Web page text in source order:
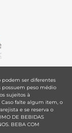
podem ser diferentes
possuem peso médio
sujeitos à
falte algum item, o
e se reserva o
DE BEBIDAS
BEBA COM